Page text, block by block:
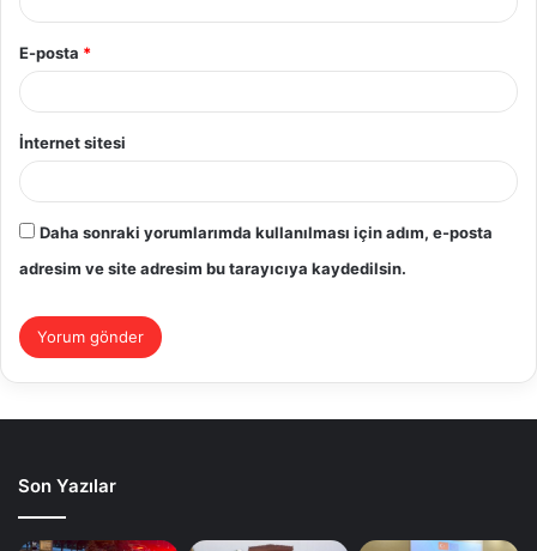
E-posta *
İnternet sitesi
Daha sonraki yorumlarımda kullanılması için adım, e-posta
adresim ve site adresim bu tarayıcıya kaydedilsin.
Son Yazılar